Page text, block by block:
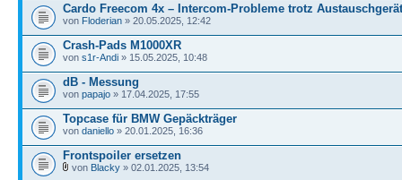
Cardo Freecom 4x – Intercom-Probleme trotz Austauschgerät
von Floderian » 20.05.2025, 12:42
Crash-Pads M1000XR
von s1r-Andi » 15.05.2025, 10:48
dB - Messung
von papajo » 17.04.2025, 17:55
Topcase für BMW Gepäckträger
von daniello » 20.01.2025, 16:36
Frontspoiler ersetzen
von Blacky » 02.01.2025, 13:54